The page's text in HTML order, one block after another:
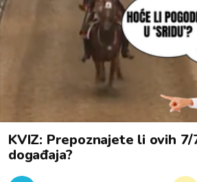
KVIZ: Prepoznajete li ovih
događaja?